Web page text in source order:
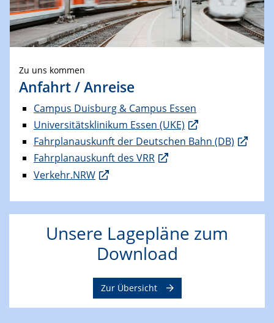
Zu uns kommen
Anfahrt / Anreise
Campus Duisburg & Campus Essen
Universitätsklinikum Essen (UKE)
Fahrplanauskunft der Deutschen Bahn (DB)
Fahrplanauskunft des VRR
Verkehr.NRW
Unsere Lagepläne zum
Download
Zur Übersicht